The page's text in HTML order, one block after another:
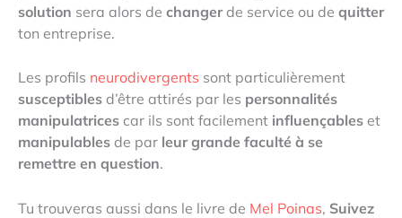
solution sera alors de changerde service ou de quitter
ton entreprise.
Les profils neurodivergents sont particulièrement
susceptibles d’être attirés par les personnalités
manipulatrices car ils sont facilement influençables et
manipulables de par leur grande faculté à se
remettre en question.
Tu trouveras aussi dans le livre de Mel Poinas, Suivez